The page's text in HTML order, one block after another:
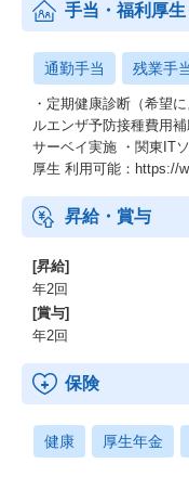
手当・福利厚生
通勤手当 残業手
・定期健康診断（希望
ルエンザ予防接種費用
サーベイ実施 ・関東IT
厚生 利用可能：https://
昇給・賞与
[昇給]
年2回
[賞与]
年2回
保険
健康 厚生年金